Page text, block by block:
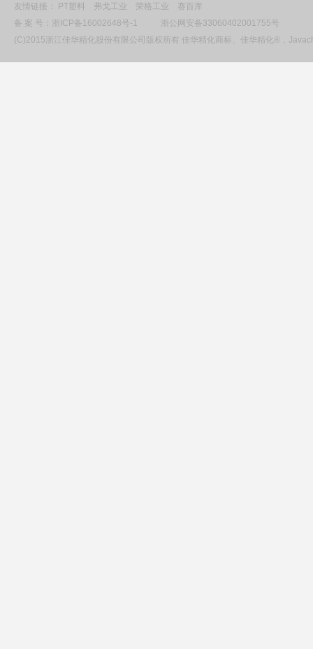
友情链接： PT塑料 弗戈工业 荣格工业
赛百库
备 案 号： 浙ICP备16002648号-1
浙公网安备33060402001755号
(C)2015浙江佳华精化股份有限公司版权所有 佳华精化商标、佳华精化®，